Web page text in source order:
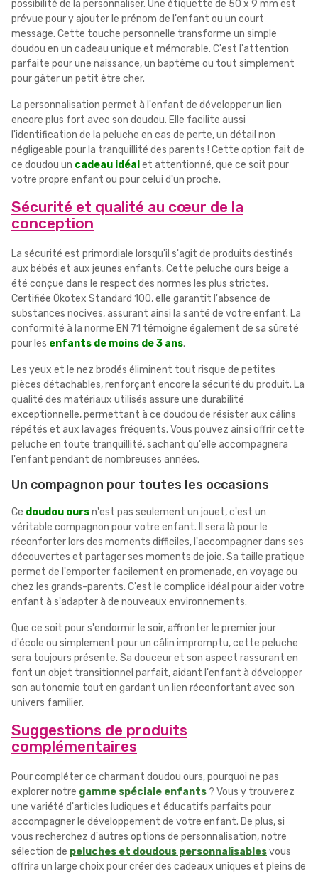
possibilité de la personnaliser. Une étiquette de 50 x 9 mm est
prévue pour y ajouter le prénom de l'enfant ou un court
message. Cette touche personnelle transforme un simple
doudou en un cadeau unique et mémorable. C'est l'attention
parfaite pour une naissance, un baptême ou tout simplement
pour gâter un petit être cher.
La personnalisation permet à l'enfant de développer un lien
encore plus fort avec son doudou. Elle facilite aussi
l'identification de la peluche en cas de perte, un détail non
négligeable pour la tranquillité des parents ! Cette option fait de
ce doudou un cadeau idéal et attentionné, que ce soit pour
votre propre enfant ou pour celui d'un proche.
Sécurité et qualité au cœur de la
conception
La sécurité est primordiale lorsqu'il s'agit de produits destinés
aux bébés et aux jeunes enfants. Cette peluche ours beige a
été conçue dans le respect des normes les plus strictes.
Certifiée Ökotex Standard 100, elle garantit l'absence de
substances nocives, assurant ainsi la santé de votre enfant. La
conformité à la norme EN 71 témoigne également de sa sûreté
pour les enfants de moins de 3 ans.
Les yeux et le nez brodés éliminent tout risque de petites
pièces détachables, renforçant encore la sécurité du produit. La
qualité des matériaux utilisés assure une durabilité
exceptionnelle, permettant à ce doudou de résister aux câlins
répétés et aux lavages fréquents. Vous pouvez ainsi offrir cette
peluche en toute tranquillité, sachant qu'elle accompagnera
l'enfant pendant de nombreuses années.
Un compagnon pour toutes les occasions
Ce doudou oursn'est pas seulement un jouet, c'est un
véritable compagnon pour votre enfant. Il sera là pour le
réconforter lors des moments difficiles, l'accompagner dans ses
découvertes et partager ses moments de joie. Sa taille pratique
permet de l'emporter facilement en promenade, en voyage ou
chez les grands-parents. C'est le complice idéal pour aider votre
enfant à s'adapter à de nouveaux environnements.
Que ce soit pour s'endormir le soir, affronter le premier jour
d'école ou simplement pour un câlin impromptu, cette peluche
sera toujours présente. Sa douceur et son aspect rassurant en
font un objet transitionnel parfait, aidant l'enfant à développer
son autonomie tout en gardant un lien réconfortant avec son
univers familier.
Suggestions de produits
complémentaires
Pour compléter ce charmant doudou ours, pourquoi ne pas
explorer notre gamme spéciale enfants ? Vous y trouverez
une variété d'articles ludiques et éducatifs parfaits pour
accompagner le développement de votre enfant. De plus, si
vous recherchez d'autres options de personnalisation, notre
sélection de peluches et doudous personnalisablesvous
offrira un large choix pour créer des cadeaux uniques et pleins de